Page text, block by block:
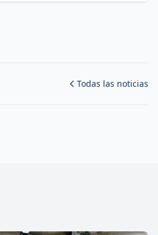
Todas las noticias